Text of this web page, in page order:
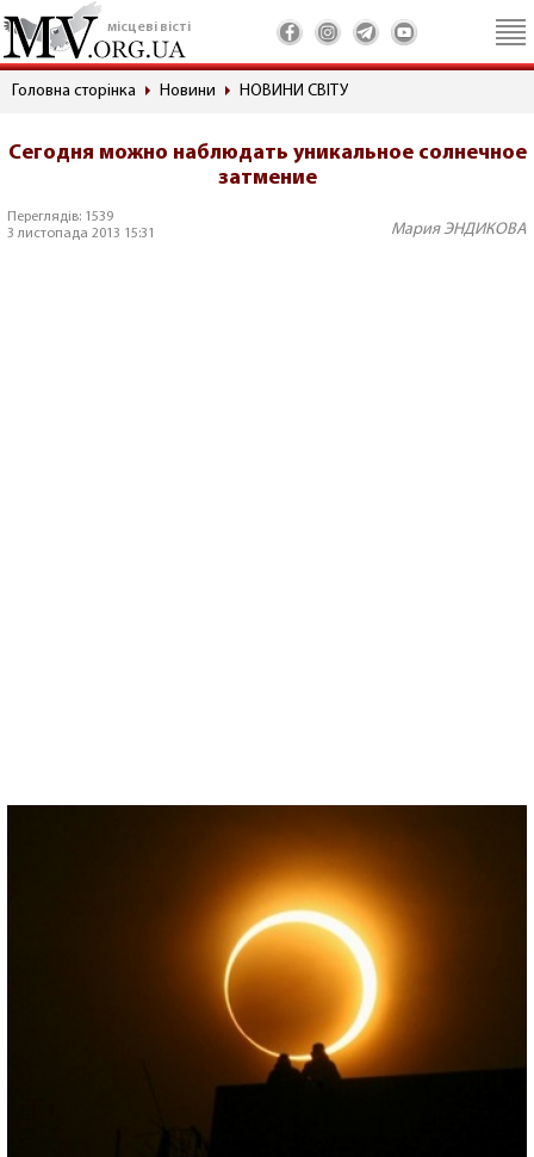
місцеві вісті
Головна сторінка Новини НОВИНИ СВІТУ
Сегодня можно наблюдать уникальное солнечное
затмение
Переглядів: 1539
3 листопада 2013 15:31
Мария ЭНДИКОВА